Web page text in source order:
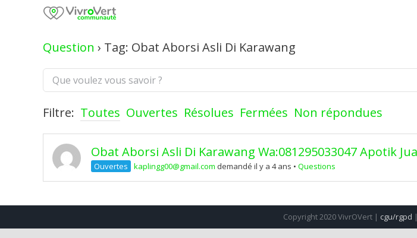
Question › Tag: Obat Aborsi Asli Di Karawang
Filtre: Toutes Ouvertes Résolues Fermées Non répondues
Obat Aborsi Asli Di Karawang Wa:081295033047 Apotik
Ouvertes kaplingg00@gmail.com demandé il y a 4 ans • Questions
Copyright 2020 VivrOVert | cgu/rgpd |